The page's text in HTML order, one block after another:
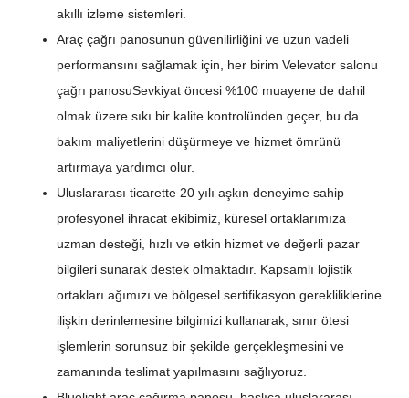
akıllı izleme sistemleri.
Araç çağrı panosunun güvenilirliğini ve uzun vadeli
performansını sağlamak için, her birimVelevator salonu
çağrı panosuSevkiyat öncesi %100 muayene de dahil
olmak üzere sıkı bir kalite kontrolünden geçer, bu da
bakım maliyetlerini düşürmeye ve hizmet ömrünü
artırmaya yardımcı olur.
Uluslararası ticarette 20 yılı aşkın deneyime sahip
profesyonel ihracat ekibimiz, küresel ortaklarımıza
uzman desteği, hızlı ve etkin hizmet ve değerli pazar
bilgileri sunarak destek olmaktadır. Kapsamlı lojistik
ortakları ağımızı ve bölgesel sertifikasyon gerekliliklerine
ilişkin derinlemesine bilgimizi kullanarak, sınır ötesi
işlemlerin sorunsuz bir şekilde gerçekleşmesini ve
zamanında teslimat yapılmasını sağlıyoruz.